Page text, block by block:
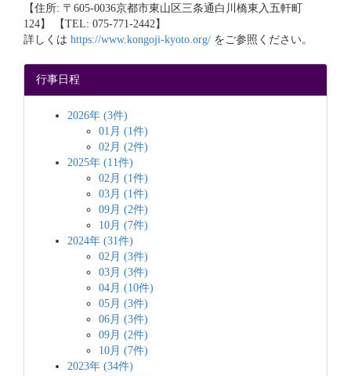
【住所: 〒605-0036京都市東山区三条通白川橋東入五軒町
124】 【TEL: 075-771-2442】
詳しくは https://www.kongoji-kyoto.org/ をご参照ください。
行事日程
2026年 (3件)
01月 (1件)
02月 (2件)
2025年 (11件)
02月 (1件)
03月 (1件)
09月 (2件)
10月 (7件)
2024年 (31件)
02月 (3件)
03月 (3件)
04月 (10件)
05月 (3件)
06月 (3件)
09月 (2件)
10月 (7件)
2023年 (34件)